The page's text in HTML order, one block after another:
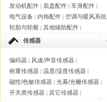
发动机配件 | 底盘配件 | 车身配件 |
电气设备 | 内饰配件 | 空调与暖风系统
轮胎与轮毂 | 其他辅助配件 |
传感器
编码器 | 风速/声音传感器 |
称重传感器 | 温度/湿度传感器 |
磁性/色敏传感器 | 光幕/光栅传感器 |
开关类传感器 | 其它传感器 |